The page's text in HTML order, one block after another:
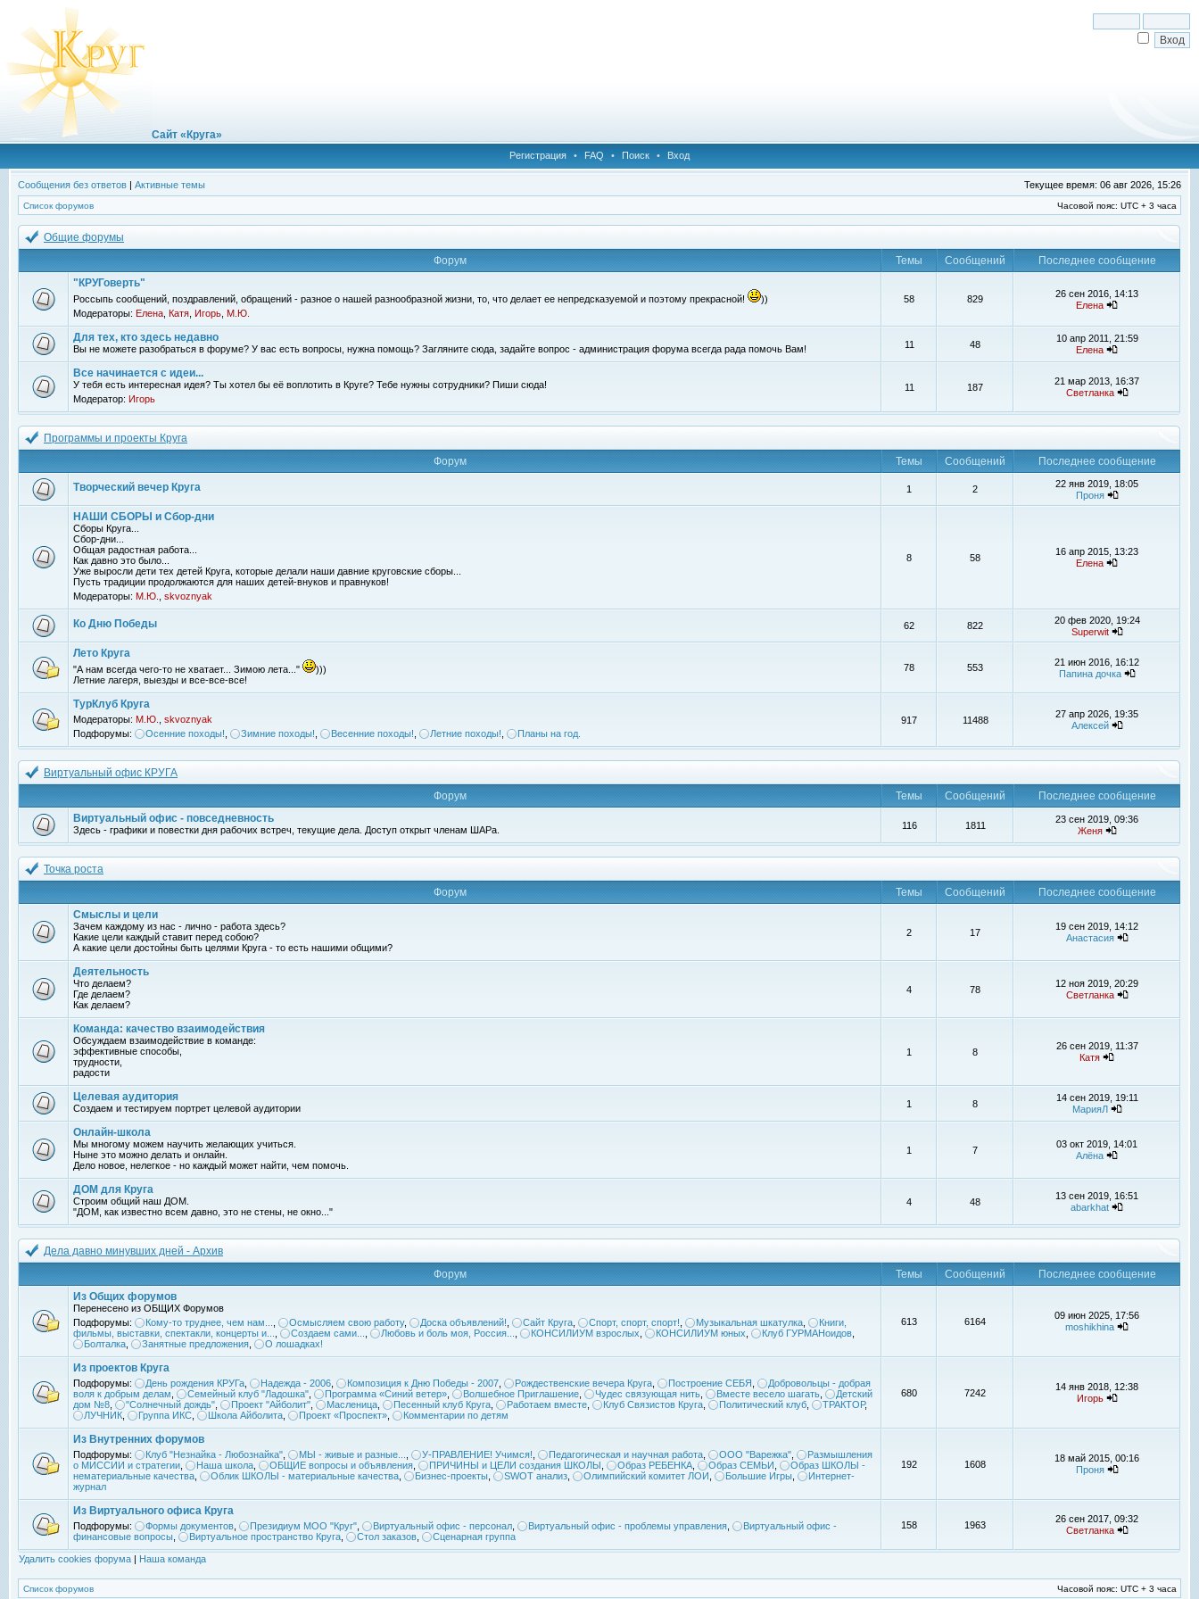
Сайт «Круга»
Регистрация • FAQ • Поиск • Вход
Сообщения без ответов | Активные темы Текущее время: 06 авг 2026, 15:26
Список форумов Часовой пояс: UTC + 3 часа
Общие форумы
Форум
Темы Сообщений
Последнее сообщение
"КРУГоверть"
Россыпь сообщений, поздравлений, обращений - разное о нашей разнообразной жизни, то, что делает ее непредсказуемой и поэтому прекрасной!
))
Модераторы: Елена Катя Игорь М.Ю.
58 829
26 сен 2016, 14:13
Елена
Для тех, кто здесь недавно
Вы не можете разобраться в форуме? У вас есть вопросы, нужна помощь? Загляните сюда, задайте вопрос - администрация форума всегда рада помочь Вам! 11 48
10 апр 2011, 21:59
Елена
Все начинается с идеи...
У тебя есть интересная идея? Ты хотел бы её воплотить в Круге? Тебе нужны сотрудники? Пиши сюда!
Модератор: Игорь
11 187
21 мар 2013, 16:37
Светланка
Программы и проекты Круга
Форум
Темы Сообщений Последнее сообщение
Творческий вечер Круга 1 2
22 янв 2019, 18:05
Проня
НАШИ СБОРЫ и Сбор-дни
Сборы Круга...
Сбор-дни...
Общая радостная работа...
Как давно это было...
Уже выросли дети тех детей Круга, которые делали наши давние круговские сборы...
Пусть традиции продолжаются для наших детей-внуков и правнуков!
Модераторы: М.Ю. skvoznyak
8 58
16 апр 2015, 13:23
Елена
Ко Дню Победы 62 822
20 фев 2020, 19:24
Superwit
Лето Круга
"А нам всегда чего-то не хватает... Зимою лета..."
)))
Летние лагеря, выезды и все-все-все!
78 553
21 июн 2016, 16:12
Папина дочка
ТурКлуб Круга
Модераторы: М.Ю.
skvoznyak
Подфорумы:
Осенние походы! Зимние походы! Весенние походы! Летние походы! Планы на год.
917 11488
27 апр 2026, 19:35
Алексей
Виртуальный офис КРУГА
Форум
Темы Сообщений
Последнее сообщение
Виртуальный офис - повседневность
Здесь - графики и повестки дня рабочих встреч, текущие дела. Доступ открыт членам ШАРа. 116 1811
23 сен 2019, 09:36
Женя
Точка роста
Форум
Темы Сообщений
Последнее сообщение
Смыслы и цели
Зачем каждому из нас - лично - работа здесь?
Какие цели каждый ставит перед собою?
А какие цели достойны быть целями Круга - то есть нашими общими?
2 17
19 сен 2019, 14:12
Анастасия
Деятельность
Что делаем?
Где делаем?
Как делаем?
4 78
12 ноя 2019, 20:29
Светланка
Команда: качество взаимодействия
Обсуждаем взаимодействие в команде:
эффективные способы,
трудности,
радости
1 8
26 сен 2019, 11:37
Катя
Целевая аудитория
Создаем и тестируем портрет целевой аудитории 1 8
14 сен 2019, 19:11
МарияЛ
Онлайн-школа
Мы многому можем научить желающих учиться.
Ныне это можно делать и онлайн.
Дело новое, нелегкое - но каждый может найти, чем помочь.
1 7
03 окт 2019, 14:01
Алёна
ДОМ для Круга
Строим общий наш ДОМ.
"ДОМ, как известно всем давно, это не стены, не окно..."
4 48
13 сен 2019, 16:51
abarkhat
Дела давно минувших дней - Архив
Форум
Темы Сообщений
Последнее сообщение
Из Общих форумов
Перенесено из ОБЩИХ Форумов
Подфорумы:
Кому-то труднее, чем нам... Осмысляем свою работу, Доска объявлений! Сайт Круга Спорт, спорт, спорт! Музыкальная шкатулка
Книги,
фильмы, выставки, спектакли, концерты и...
Создаем сами... Любовь и боль моя, Россия... КОНСИЛИУМ взрослых КОНСИЛИУМ юных Клуб ГУРМАНоидов
Болталка
Занятные предложения О лошадках!
613 6164
09 июн 2025, 17:56
moshikhina
Из проектов Круга
Подфорумы: День рождения КРУГа Надежда - 2006 Композиция к Дню Победы - 2007 Рождественские вечера Круга Построение СЕБЯ
Добровольцы - добрая
воля к добрым делам
Семейный клуб "Ладошка" Программа «Синий ветер» Волшебное Приглашение Чудес связующая нить Вместе весело шагать
Детский
дом №8
"Солнечный дождь" Проект "Айболит" Масленица Песенный клуб Круга Работаем вместе Клуб Связистов Круга Политический клуб ТРАКТОР,
ЛУЧНИК
Группа ИКС Школа Айболита Проект «Проспект» Комментарии по детям
680 7242
14 янв 2018, 12:38
Игорь
Из Внутренних форумов
Подфорумы: Клуб "Незнайка - Любознайка" МЫ - живые и разные... У-ПРАВЛЕНИЕ! Учимся! Педагогическая и научная работа ООО "Варежка"
Размышления
о МИССИИ и стратегии
Наша школа ОБЩИЕ вопросы и объявления ПРИЧИНЫ и ЦЕЛИ создания ШКОЛЫ Образ РЕБЕНКА Образ СЕМЬИ
Образ ШКОЛЫ -
нематериальные качества
Облик ШКОЛЫ - материальные качества Бизнес-проекты SWOT анализ Олимпийский комитет ЛОИ Большие Игры
Интернет-
журнал
192 1608
18 май 2015, 00:16
Проня
Из Виртуального офиса Круга
Подфорумы: Формы документов Президиум МОО "Круг" Виртуальный офис - персонал Виртуальный офис - проблемы управления
Виртуальный офис -
финансовые вопросы
Виртуальное пространство Круга Стол заказов Сценарная группа
158 1963
26 сен 2017, 09:32
Светланка
Удалить cookies форума | Наша команда
Список форумов Часовой пояс: UTC + 3 часа